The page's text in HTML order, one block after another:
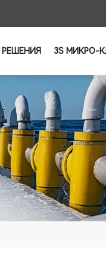
РЕШЕНИЯ 3S МИКРО-